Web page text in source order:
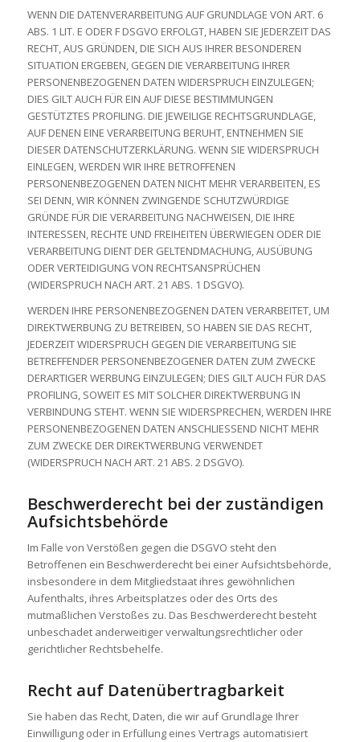
WENN DIE DATENVERARBEITUNG AUF GRUNDLAGE VON ART. 6
ABS. 1 LIT. E ODER F DSGVO ERFOLGT, HABEN SIE JEDERZEIT DAS
RECHT, AUS GRÜNDEN, DIE SICH AUS IHRER BESONDEREN
SITUATION ERGEBEN, GEGEN DIE VERARBEITUNG IHRER
PERSONENBEZOGENEN DATEN WIDERSPRUCH EINZULEGEN;
DIES GILT AUCH FÜR EIN AUF DIESE BESTIMMUNGEN
GESTÜTZTES PROFILING. DIE JEWEILIGE RECHTSGRUNDLAGE,
AUF DENEN EINE VERARBEITUNG BERUHT, ENTNEHMEN SIE
DIESER DATENSCHUTZERKLÄRUNG. WENN SIE WIDERSPRUCH
EINLEGEN, WERDEN WIR IHRE BETROFFENEN
PERSONENBEZOGENEN DATEN NICHT MEHR VERARBEITEN, ES
SEI DENN, WIR KÖNNEN ZWINGENDE SCHUTZWÜRDIGE
GRÜNDE FÜR DIE VERARBEITUNG NACHWEISEN, DIE IHRE
INTERESSEN, RECHTE UND FREIHEITEN ÜBERWIEGEN ODER DIE
VERARBEITUNG DIENT DER GELTENDMACHUNG, AUSÜBUNG
ODER VERTEIDIGUNG VON RECHTSANSPRÜCHEN
(WIDERSPRUCH NACH ART. 21 ABS. 1 DSGVO).
WERDEN IHRE PERSONENBEZOGENEN DATEN VERARBEITET, UM
DIREKTWERBUNG ZU BETREIBEN, SO HABEN SIE DAS RECHT,
JEDERZEIT WIDERSPRUCH GEGEN DIE VERARBEITUNG SIE
BETREFFENDER PERSONENBEZOGENER DATEN ZUM ZWECKE
DERARTIGER WERBUNG EINZULEGEN; DIES GILT AUCH FÜR DAS
PROFILING, SOWEIT ES MIT SOLCHER DIREKTWERBUNG IN
VERBINDUNG STEHT. WENN SIE WIDERSPRECHEN, WERDEN IHRE
PERSONENBEZOGENEN DATEN ANSCHLIESSEND NICHT MEHR
ZUM ZWECKE DER DIREKTWERBUNG VERWENDET
(WIDERSPRUCH NACH ART. 21 ABS. 2 DSGVO).
Beschwerde­recht bei der zuständigen
Aufsichts­behörde
Im Falle von Verstößen gegen die DSGVO steht den
Betroffenen ein Beschwerderecht bei einer Aufsichtsbehörde,
insbesondere in dem Mitgliedstaat ihres gewöhnlichen
Aufenthalts, ihres Arbeitsplatzes oder des Orts des
mutmaßlichen Verstoßes zu. Das Beschwerderecht besteht
unbeschadet anderweitiger verwaltungsrechtlicher oder
gerichtlicher Rechtsbehelfe.
Recht auf Daten­übertrag­barkeit
Sie haben das Recht, Daten, die wir auf Grundlage Ihrer
Einwilligung oder in Erfüllung eines Vertrags automatisiert